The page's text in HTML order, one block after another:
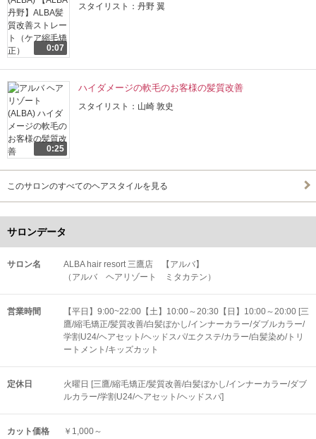
0:07
スタイリスト：丹野 翼
0:25
ハイダメージの軟毛のお客様の髪質改善
スタイリスト：山崎 敦史
このサロンのすべてのヘアスタイルを見る
サロンデータ
サロン名
ALBA hair resort 三鷹店 【アルバ】
（アルバ ヘアリゾート ミタカテン）
営業時間
【平日】9:00~22:00【土】10:00～20:30【日】10:00～20:00 [三
鷹/縮毛矯正/髪質改善/白髪ぼかし/インナーカラー/ダブルカラー/
学割U24/ヘアセット/ヘッドスパ/エクステ/カラー/白髪染め/トリ
ートメント/キッズカット
定休日
火曜日 [三鷹/縮毛矯正/髪質改善/白髪ぼかし/インナーカラー/ダブ
ルカラー/学割U24/ヘアセット/ヘッドスパ]
カット価格 ￥1,000～